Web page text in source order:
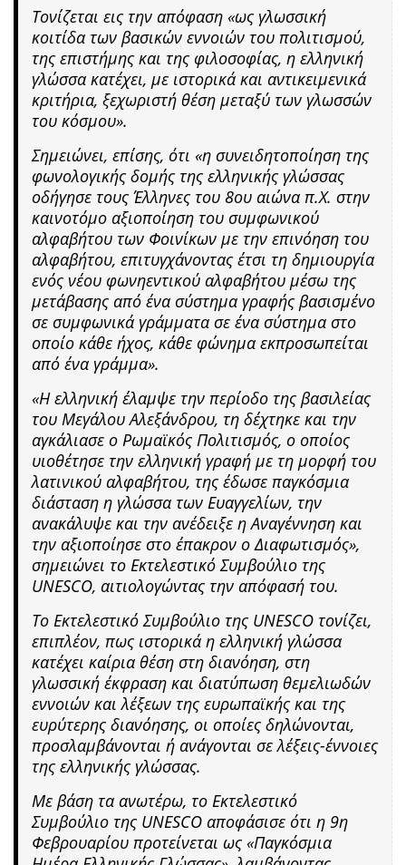
Τονίζεται εις την απόφαση «ως γλωσσική
κοιτίδα των βασικών εννοιών του πολιτισμού,
της επιστήμης και της φιλοσοφίας, η ελληνική
γλώσσα κατέχει, με ιστορικά και αντικειμενικά
κριτήρια, ξεχωριστή θέση μεταξύ των γλωσσών
του κόσμου».
Σημειώνει, επίσης, ότι «η συνειδητοποίηση της
φωνολογικής δομής της ελληνικής γλώσσας
οδήγησε τους Έλληνες του 8ου αιώνα π.Χ. στην
καινοτόμο αξιοποίηση του συμφωνικού
αλφαβήτου των Φοινίκων με την επινόηση του
αλφαβήτου, επιτυγχάνοντας έτσι τη δημιουργία
ενός νέου φωνηεντικού αλφαβήτου μέσω της
μετάβασης από ένα σύστημα γραφής βασισμένο
σε συμφωνικά γράμματα σε ένα σύστημα στο
οποίο κάθε ήχος, κάθε φώνημα εκπροσωπείται
από ένα γράμμα».
«Η ελληνική έλαμψε την περίοδο της βασιλείας
του Μεγάλου Αλεξάνδρου, τη δέχτηκε και την
αγκάλιασε ο Ρωμαϊκός Πολιτισμός, ο οποίος
υιοθέτησε την ελληνική γραφή με τη μορφή του
λατινικού αλφαβήτου, της έδωσε παγκόσμια
διάσταση η γλώσσα των Ευαγγελίων, την
ανακάλυψε και την ανέδειξε η Αναγέννηση και
την αξιοποίησε στο έπακρον ο Διαφωτισμός»,
σημειώνει το Εκτελεστικό Συμβούλιο της
UNESCO, αιτιολογώντας την απόφασή του.
Το Εκτελεστικό Συμβούλιο της UNESCO τονίζει,
επιπλέον, πως ιστορικά η ελληνική γλώσσα
κατέχει καίρια θέση στη διανόηση, στη
γλωσσική έκφραση και διατύπωση θεμελιωδών
εννοιών και λέξεων της ευρωπαϊκής και της
ευρύτερης διανόησης, οι οποίες δηλώνονται,
προσλαμβάνονται ή ανάγονται σε λέξεις-έννοιες
της ελληνικής γλώσσας.
Με βάση τα ανωτέρω, το Εκτελεστικό
Συμβούλιο της UNESCO αποφάσισε ότι η 9η
Φεβρουαρίου προτείνεται ως «Παγκόσμια